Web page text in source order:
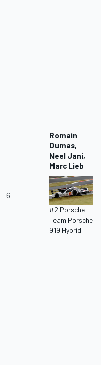
6
Romain
Dumas,
Neel Jani,
Marc Lieb
#2 Porsche
Team Porsche
919 Hybrid